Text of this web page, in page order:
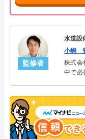
監修者
水道設
小嶋
株式
中で必
決。多
ャリス